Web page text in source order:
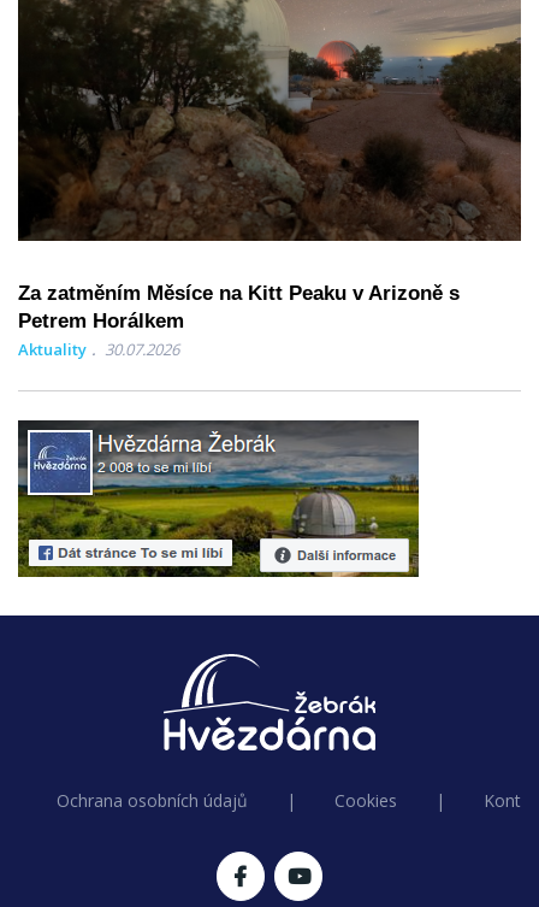
Za zatměním Měsíce na Kitt Peaku v Arizoně s
Petrem Horálkem
Aktuality 30.07.2026
Ochrana osobních údajů | Cookies |